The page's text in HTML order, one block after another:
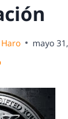
Haro mayo